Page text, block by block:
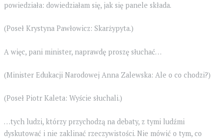
powiedziała: dowiedziałam się, jak się panele składa.
(Poseł Krystyna Pawłowicz: Skarżypyta.)
A więc, pani minister, naprawdę proszę słuchać…
(Minister Edukacji Narodowej Anna Zalewska: Ale o co chodzi?)
(Poseł Piotr Kaleta: Wyście słuchali.)
…tych ludzi, którzy przychodzą na debaty, z tymi ludźmi
dyskutować i nie zaklinać rzeczywistości. Nie mówić o tym, co